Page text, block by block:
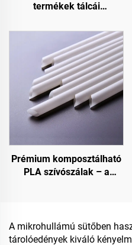
termékek tálcái
zöldségeknek és
húsoknak
Prémium komposztálható
PLA szívószálak – a
A mikrohullámú sütőben
tárolóedények kiváló